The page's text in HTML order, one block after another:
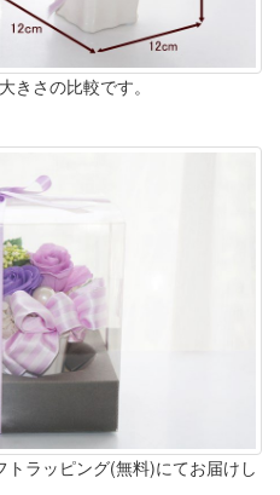
きさの比較です。
ラッピング(無料)にてお届けし